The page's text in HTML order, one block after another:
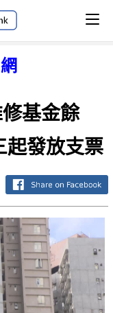
基金餘
起發放支票